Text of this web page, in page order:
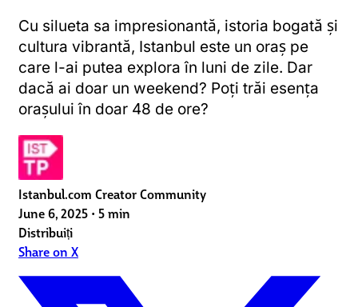
Cu silueta sa impresionantă, istoria bogată și
cultura vibrantă, Istanbul este un oraș pe
care l-ai putea explora în luni de zile. Dar
dacă ai doar un weekend? Poți trăi esența
orașului în doar 48 de ore?
Istanbul.com Creator Community
June 6, 2025 • 5 min
Distribuiți
Share on X